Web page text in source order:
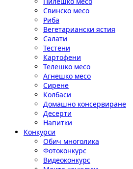
Свинско месо
Риба
Вегетариански ястия
Салати
Тестени
Картофени
Телешко месо
Агнешко месо
Сирене
Колбаси
Домашно консервиране
Десерти
Напитки
Конкурси
Обич многолика
Фотоконкурс
Видеоконкурс